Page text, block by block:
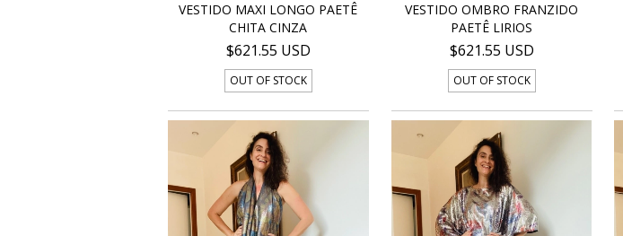
VESTIDO MAXI LONGO PAETÊ
CHITA CINZA
$621.55 USD
OUT OF STOCK
VESTIDO OMBRO FRANZIDO
PAETÊ LIRIOS
$621.55 USD
OUT OF STOCK